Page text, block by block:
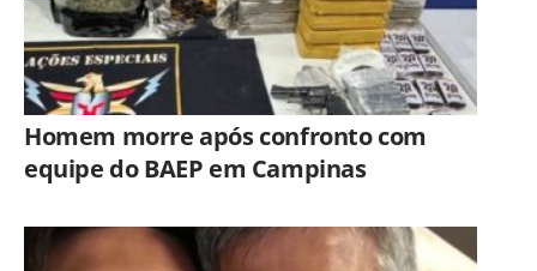
Homem morre após confronto com
equipe do BAEP em Campinas